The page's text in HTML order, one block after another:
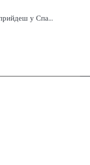
у Спа…